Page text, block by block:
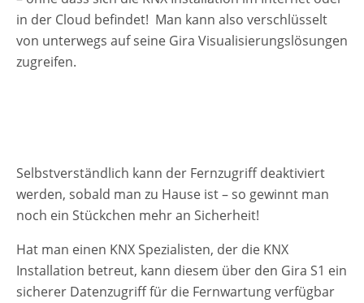
in der Cloud befindet! Man kann also verschlüsselt
von unterwegs auf seine Gira Visualisierungslösungen
zugreifen.
Selbstverständlich kann der Fernzugriff deaktiviert
werden, sobald man zu Hause ist – so gewinnt man
noch ein Stückchen mehr an Sicherheit!
Hat man einen KNX Spezialisten, der die KNX
Installation betreut, kann diesem über den Gira S1 ein
sicherer Datenzugriff für die Fernwartung verfügbar